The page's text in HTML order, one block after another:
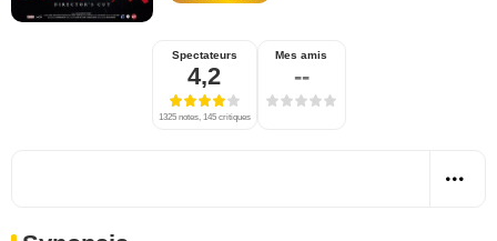
Spectateurs
4,2
1325 notes, 145 critiques
Mes amis
--